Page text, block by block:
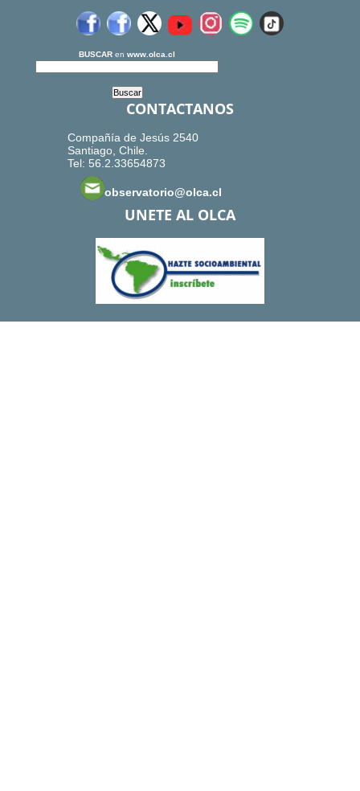
BUSCAR en www.olca.cl
CONTACTANOS
Compañía de Jesús 2540
Santiago, Chile.
Tel: 56.2.33654873
observatorio@olca.cl
UNETE AL OLCA